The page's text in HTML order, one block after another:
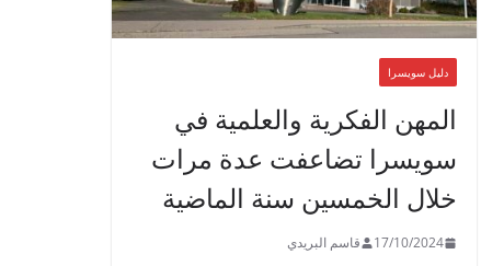
دليل سويسرا
المهن الفكرية والعلمية في
سويسرا تضاعفت عدة مرات
خلال الخمسين سنة الماضية
17/10/2024 قاسم البريدي